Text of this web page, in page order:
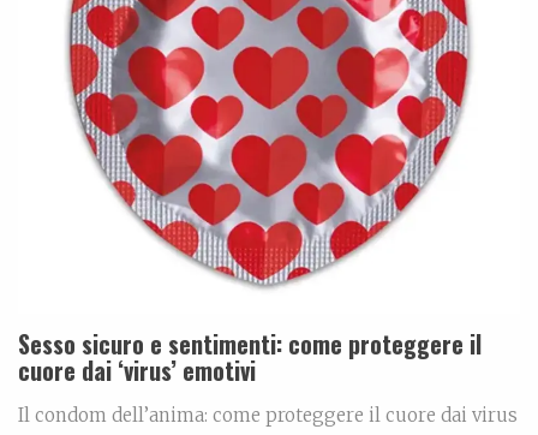
Sesso sicuro e sentimenti: come proteggere il
cuore dai ‘virus’ emotivi
Il condom dell’anima: come proteggere il cuore dai virus